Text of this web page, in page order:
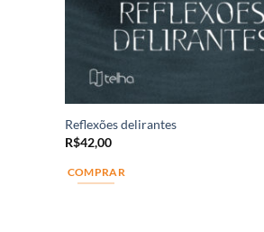
Reflexões delirantes
R$42,00
COMPRAR